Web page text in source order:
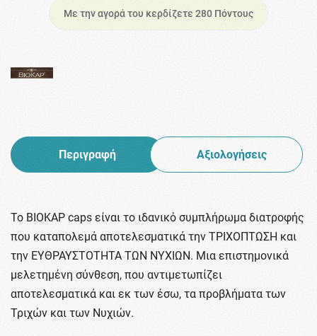
Με την αγορά του κερδίζετε 280 Πόντους
Περιγραφή Αξιολογήσεις
Το ΒΙΟΚΑΡ caps είναι το ιδανικό συμπλήρωμα διατροφής
που καταπολεμά αποτελεσματικά την ΤΡΙΧΟΠΤΩΣΗ και
την ΕΥΘΡΑΥΣΤΟΤΗΤΑ ΤΩΝ ΝΥΧΙΩΝ. Μια επιστημονικά
μελετημένη σύνθεση, που αντιμετωπίζει
αποτελεσματικά και εκ των έσω, τα προβλήματα των
Τριχών και των Νυχιών.